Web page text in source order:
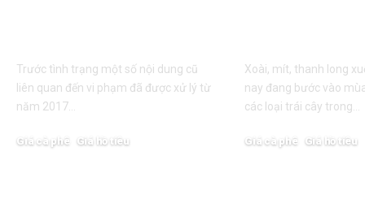
Trước tình trạng một số nội dung cũ
liên quan đến vi phạm đã được xử lý từ
năm 2017…
Giá cà phê Giá hồ tiêu
Xoài, mít, thanh long
nay đang bước vào
các loại trái cây trong…
Giá cà phê Giá hồ tiêu